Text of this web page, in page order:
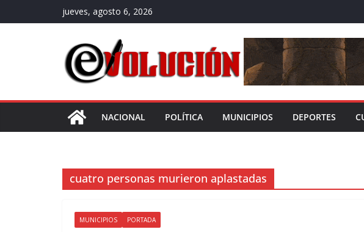
al
jueves, agosto 6, 2026
NACIONAL POLÍTICA MUNICIPIOS DEPORTES
cuatro personas murieron aplastadas
MUNICIPIOS PORTADA